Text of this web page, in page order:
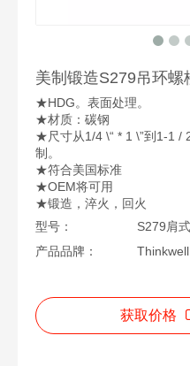
美制锻造S279吊环螺
★HDG。表面处理。
★材质：碳钢
★尺寸从1/4 \“ * 1 \”到1-1 /
制。
★符合美国标准
★OEM将可用
★锻造，淬火，回火
型号：
S279肩
产品品牌：
Thinkwell
获取价格